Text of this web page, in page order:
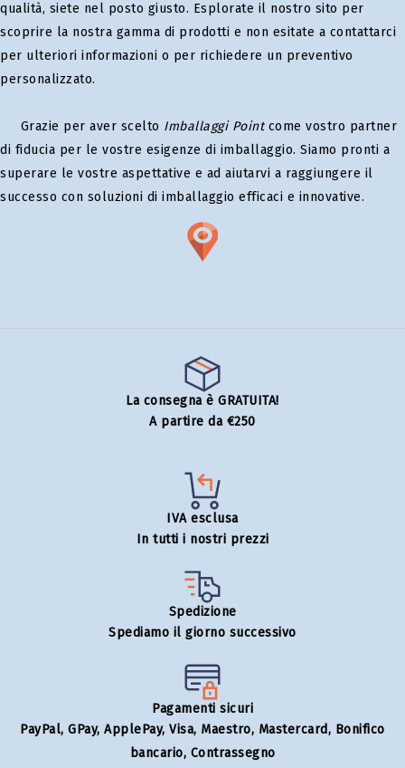
qualità, siete nel posto giusto. Esplorate il nostro sito per
scoprire la nostra gamma di prodotti e non esitate a contattarci
per ulteriori informazioni o per richiedere un preventivo
personalizzato.
Grazie per aver scelto Imballaggi Pointcome vostro partner
di fiducia per le vostre esigenze di imballaggio. Siamo pronti a
superare le vostre aspettative e ad aiutarvi a raggiungere il
successo con soluzioni di imballaggio efficaci e innovative.
La consegna è GRATUITA!
A partire da €250
IVA esclusa
In tutti i nostri prezzi
Spedizione
Spediamo il giorno successivo
Pagamenti sicuri
PayPal, GPay, ApplePay, Visa, Maestro, Mastercard, Bonifico
bancario, Contrassegno